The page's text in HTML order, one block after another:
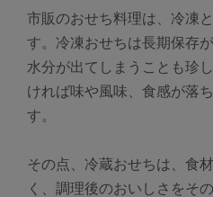
市販のおせち料理は、冷凍
す。冷凍おせちは長期保存
水分が出てしまうことも珍
ければ味や風味、食感が落
す。
その点、冷蔵おせちは、食
く、調理後のおいしさをそ